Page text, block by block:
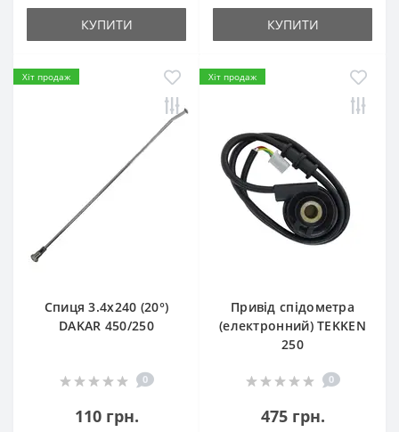
КУПИТИ КУПИТИ
Хіт продаж
Спиця 3.4х240 (20°)
DAKAR 450/250
0
110 грн.
Хіт продаж
Привід спідометра
(електронний) TEKKEN
250
0
475 грн.